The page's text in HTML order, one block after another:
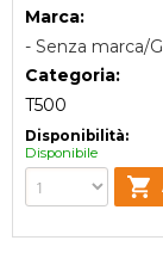
Marca:
- Senza marca/
Categoria:
T500
Disponibilità:
Disponibile